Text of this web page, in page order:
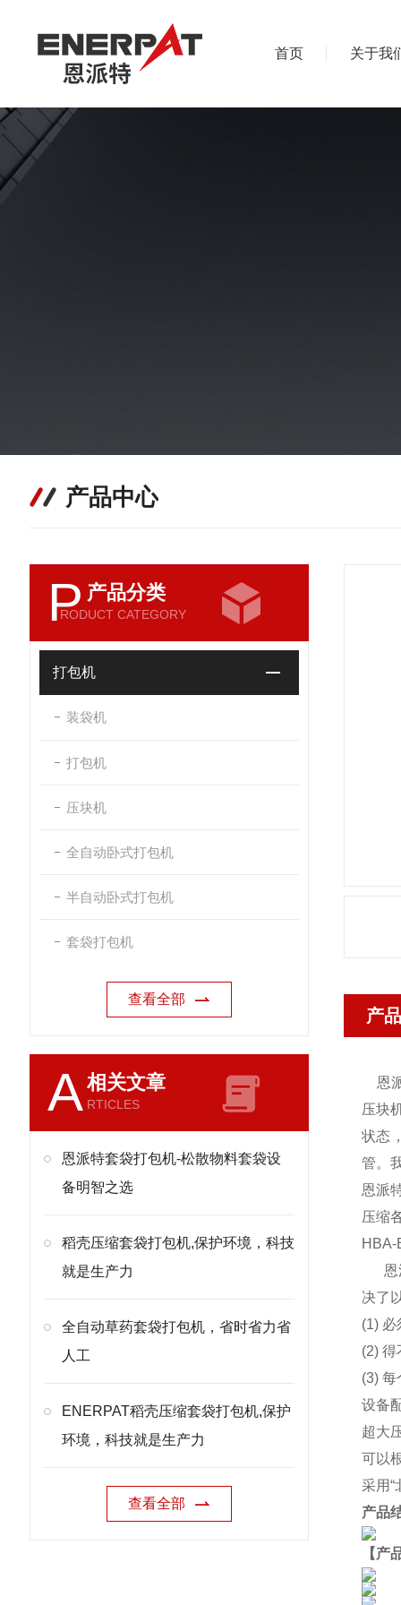
首页 关于我
产品中心
P 产品分类
RODUCT CATEGORY
打包机
装袋机
打包机
压块机
全自动卧式打包机
半自动卧式打包机
套袋打包机
查看全部
A相关文章
RTICLES
恩派特套袋打包机-松散物料套袋设
备明智之选
稻壳压缩套袋打包机,保护环境，科技
就是生产力
全自动草药套袋打包机，省时省力省
人工
ENERPAT稻壳压缩套袋打包机,保护
环境，科技就是生产力
查看全部
产
恩
压块
状态
管。
恩派
压缩
HBA-
恩
决了
(1)
(2)
(3)
设备
超大
可以
采用“
产品
【产